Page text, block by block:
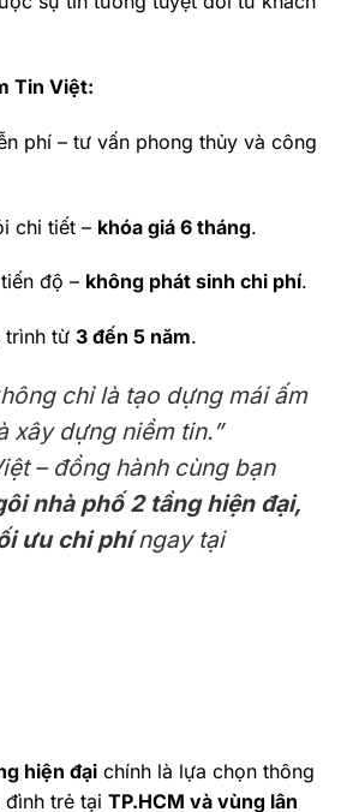
Tin Việt:
phí – tư vấn phong thủy và công
chi tiết – khóa giá 6 tháng.
độ – không phát sinh chi phí.
trình từ 3 đến 5 năm.
chỉ là tạo dựng mái ấm
xây dựng niềm tin.”
– đồng hành cùng bạn
nhà phố 2 tầng hiện đại,
ưu chi phíngay tại
hiện đại chính là lựa chọn thông
đình trẻ tại TP.HCM và vùng lân